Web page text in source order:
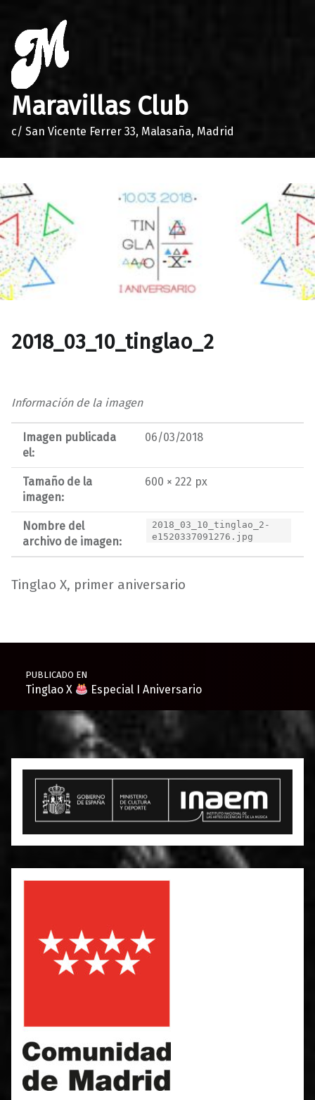
Maravillas Club
c/ San Vicente Ferrer 33, Malasaña, Madrid
2018_03_10_tinglao_2
Información de la imagen
Imagen publicada
el:
06/03/2018
Tamaño de la
imagen:
600 × 222 px
Nombre del
archivo de imagen:
2018_03_10_tinglao_2-
e1520337091276.jpg
Tinglao X, primer aniversario
Navegación de entradas
PUBLICADO EN
Tinglao X Especial I Aniversario